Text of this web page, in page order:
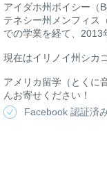
アイダホ州ボイシー（
テネシー州メンフィス
での学業を経て、2013
現在はイリノイ州シカ
アメリカ留学（とくに
んお寄せください！
Facebook 認証済